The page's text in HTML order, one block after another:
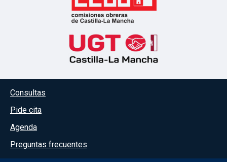
Menú del pie
Consultas
Pide cita
Agenda
Preguntas frecuentes